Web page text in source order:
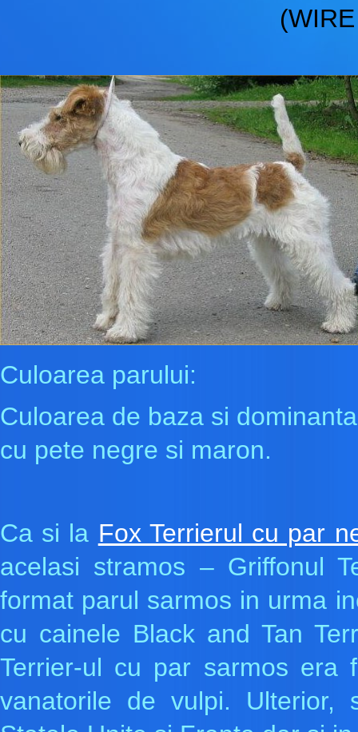
Culoarea parului:
Culoarea de baza si
cu pete negre si maron.
Ca si la Fox Terrierul cu par
acelasi stramos – Griffonul
format parul sarmos in urma
cu cainele Black and Tan
Terrier-ul cu par sarmos
vanatorile de vulpi.